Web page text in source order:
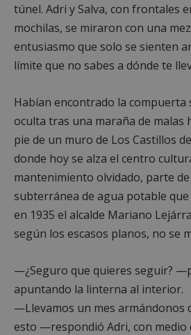
túnel. Adri y Salva, con frontales
mochilas, se miraron con una
entusiasmo que solo se sienten
límite que no sabes a dónde te
Habían encontrado la compuerta
oculta tras una maraña de malas
pie de un muro de Los Castillos
donde hoy se alza el centro
mantenimiento olvidado, parte
subterránea de agua potable
en 1935 el alcalde Mariano
según los escasos planos, no se
—¿Seguro que quieres seguir?
apuntando la linterna al interior.
—Llevamos un mes armándonos
esto —respondió Adri, con medio